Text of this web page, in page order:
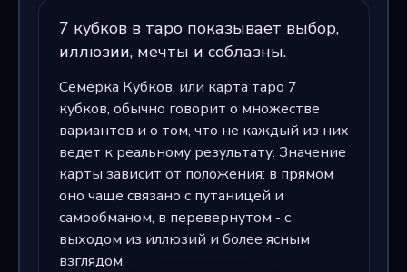
7 кубков в таро показывает выбор,
иллюзии, мечты и соблазны.
Семерка Кубков, или карта таро 7
кубков, обычно говорит о множестве
вариантов и о том, что не каждый из них
ведет к реальному результату. Значение
карты зависит от положения: в прямом
оно чаще связано с путаницей и
самообманом, в перевернутом - с
выходом из иллюзий и более ясным
взглядом.